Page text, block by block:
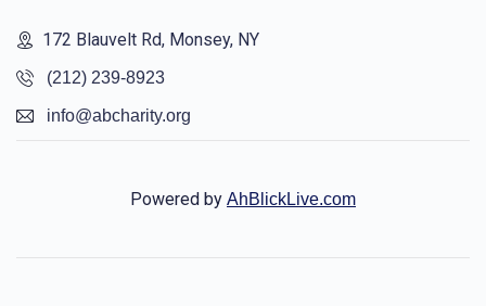
172 Blauvelt Rd, Monsey, NY
(212) 239-8923
info@abcharity.org
Powered by AhBlickLive.com